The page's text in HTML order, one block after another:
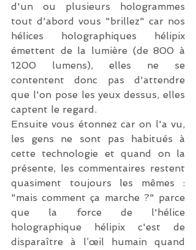
d'un ou plusieurs hologrammes
tout d'abord vous "brillez" car nos
hélices holographiques hélipix
émettent de la lumière (de 800 à
1200 lumens), elles ne se
contentent donc pas d'attendre
que l'on pose les yeux dessus, elles
captent le regard.
Ensuite vous étonnez car on l'a vu,
les gens ne sont pas habitués à
cette technologie et quand on la
présente, les commentaires restent
quasiment toujours les mêmes :
"mais comment ça marche ?" parce
que la force de l'hélice
holographique hélipix c'est de
disparaître à l’œil humain quand